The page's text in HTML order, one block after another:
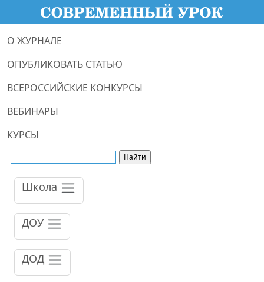
О ЖУРНАЛЕ
ОПУБЛИКОВАТЬ СТАТЬЮ
ВСЕРОССИЙСКИЕ КОНКУРСЫ
ВЕБИНАРЫ
КУРСЫ
Школа
ДОУ
ДОД